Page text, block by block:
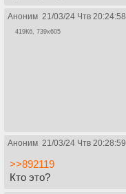
Аноним 21/03/24 Чтв 20:24:58
419Кб, 739x605
Аноним 21/03/24 Чтв 20:28:59
>>892119
Кто это?